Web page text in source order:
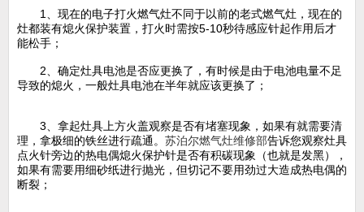
1、现在的电子打火燃气灶不同于以前的老式燃气灶，现在的
灶都装有熄火保护装置，打火时需按5-10秒待感应针起作用后才
能松手；
2、确定灶具电池是否应更换了，有时候是由于电池电量不足
导致的熄火，一般灶具电池在半年就应该更换了；
3、拿起灶具上方火盖观察是否有堵塞现象，如果有就需要清
理，拿极细的铁丝进行疏通。 苏泊尔燃气灶维修部告诉您观察灶具
点火针旁边的热电偶熄火保护针是否有积碳现象（也就是发黑），
如果有需要用细砂纸进行抛光，但切记不要用劲过大造成热电偶的
断裂；